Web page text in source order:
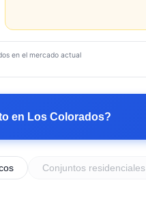
en el mercado actual
en Los Colorados?
Conjuntos residenciales